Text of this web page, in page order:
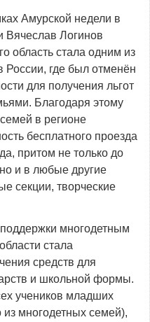
Амурской недели в
Вячеслав Логинов
область стала одним из
России, где был отменён
для получения льгот
Благодаря этому
в регионе
бесплатного проезда
притом не только до
и в любые другие
секции, творческие
многодетным
стала
средств для
и школьной формы.
учеников младших
из многодетных семей),